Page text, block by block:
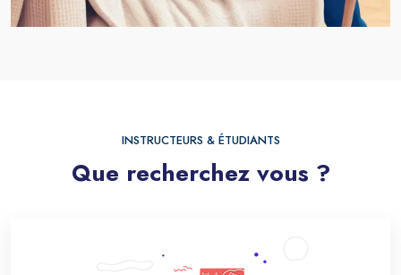
INSTRUCTEURS & ÉTUDIANTS
Que recherchez vous ?